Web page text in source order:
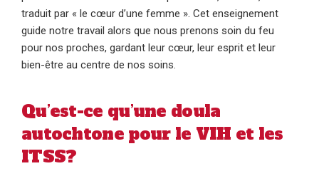
traduit par « le cœur d’une femme ». Cet enseignement
guide notre travail alors que nous prenons soin du feu
pour nos proches, gardant leur cœur, leur esprit et leur
bien-être au centre de nos soins.
Qu’est-ce qu’une doula
autochtone pour le VIH et les
ITSS?